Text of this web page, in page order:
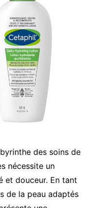
des soins de
nécessite un
et douceur. En tant
de la peau adaptés